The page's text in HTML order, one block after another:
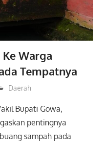
Warga
Tempatnya
Daerah
Bupati Gowa,
pentingnya
sampah pada